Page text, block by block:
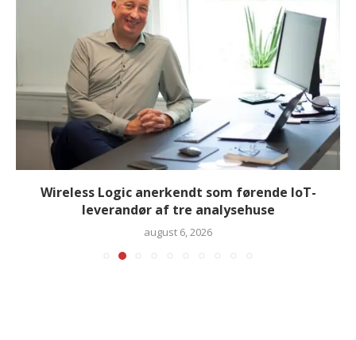
Wireless Logic anerkendt som førende IoT-
leverandør af tre analysehuse
august 6, 2026